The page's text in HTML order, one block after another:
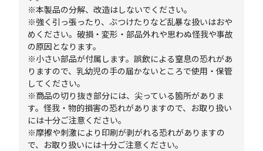
※本製品の分解、改造はしないでください。
※強く引っ張ったり、ぶつけたりなど乱暴な扱いはおや
めください。破損・変形・部品外れや思わぬ怪我や事故
の原因となります。
※小さい部品が付属します。誤飲による窒息の恐れがあ
りますので、乳幼児の手の届かないところで使用・保管
してください。
※商品の切り抜き部分には、尖っている箇所がありま
す。怪我・物的損害の恐れがありますので、お取り扱い
には十分ご注意ください。
※摩擦や刺激により印刷が剥がれる恐れがありますの
で、お取り扱いには十分ご注意ください。